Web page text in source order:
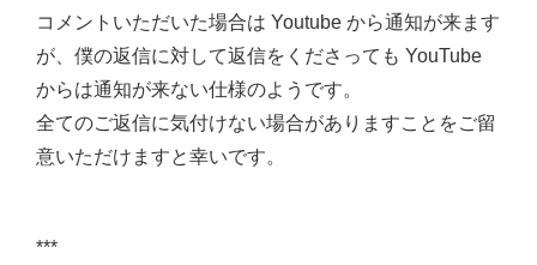
コメントいただいた場合は Youtube から通知が来ます
が、僕の返信に対して返信をくださっても YouTube
からは通知が来ない仕様のようです。
全てのご返信に気付けない場合がありますことをご留
意いただけますと幸いです。
***